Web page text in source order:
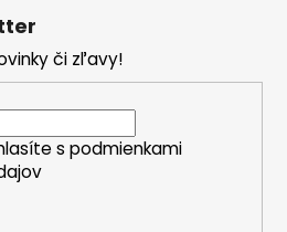
či zľavy!
s podmienkami